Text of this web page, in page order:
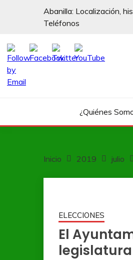
Abanilla: Localización,
Teléfonos
¿Quiénes
Inicio 2019 julio
ELECCIONES
El
legislatura